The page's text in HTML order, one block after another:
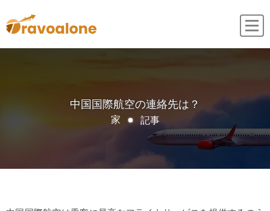
中国国際航空の連絡先は？
家 記事